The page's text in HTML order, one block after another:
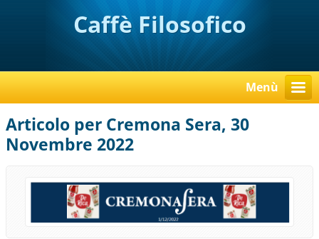
Caffè Filosofico
Menù
Articolo per Cremona Sera, 30
Novembre 2022